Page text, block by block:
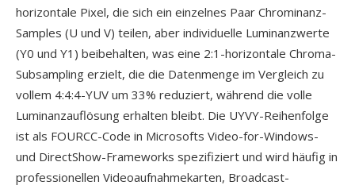
horizontale Pixel, die sich ein einzelnes Paar Chrominanz-
Samples (U und V) teilen, aber individuelle Luminanzwerte
(Y0 und Y1) beibehalten, was eine 2:1-horizontale Chroma-
Subsampling erzielt, die die Datenmenge im Vergleich zu
vollem 4:4:4-YUV um 33% reduziert, während die volle
Luminanzauflösung erhalten bleibt. Die UYVY-Reihenfolge
ist als FOURCC-Code in Microsofts Video-for-Windows-
und DirectShow-Frameworks spezifiziert und wird häufig in
professionellen Videoaufnahmekarten, Broadcast-